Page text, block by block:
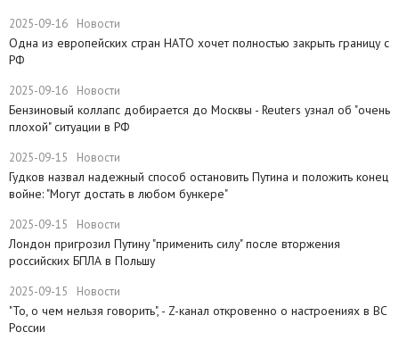
2025-09-16 Новости
Одна из европейских стран НАТО хочет полностью закрыть границу с
РФ
2025-09-16 Новости
​Бензиновый коллапс добирается до Москвы - Reuters узнал об "очень
плохой" ситуации в РФ
2025-09-15 Новости
Гудков назвал надежный способ остановить Путина и положить конец
войне: "Могут достать в любом бункере"
2025-09-15 Новости
Лондон пригрозил Путину "применить силу" после вторжения
российских БПЛА в Польшу
2025-09-15 Новости
"То, о чем нельзя говорить", - Z-канал откровенно о настроениях в ВС
России